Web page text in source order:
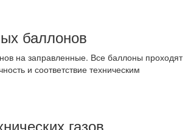
баллонов
на заправленные. Все баллоны проходят
и соответствие техническим
газов